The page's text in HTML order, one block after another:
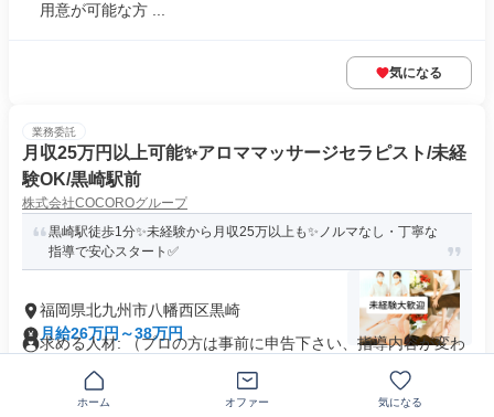
用意が可能な方 ...
気になる
業務委託
月収25万円以上可能✨️アロママッサージセラピスト/未経
験OK/黒崎駅前
株式会社COCOROグループ
黒崎駅徒歩1分✨️未経験から月収25万以上も✨️ノルマなし・丁寧な
指導で安心スタート✅️
福岡県北九州市八幡西区黒崎
月給26万円～38万円
求める人材: （プロの方は事前に申告下さい、指導内容が変わ
シフト自由
ホーム オファー 気になる